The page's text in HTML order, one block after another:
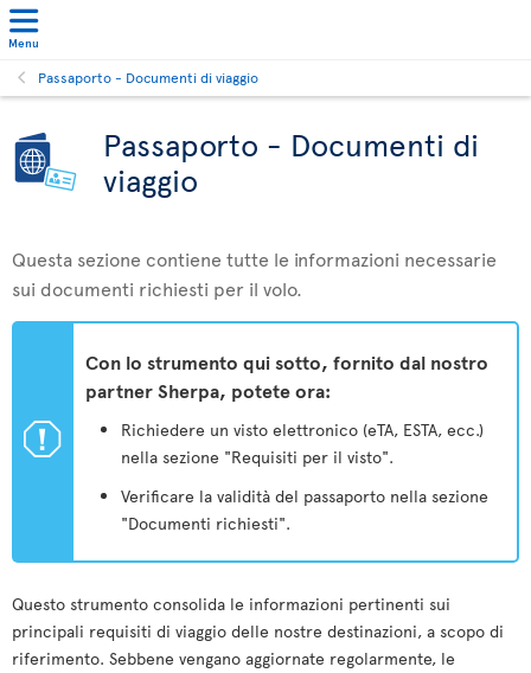
Menu
Passaporto - Documenti di viaggio
Passaporto - Documenti di
viaggio
Questa sezione contiene tutte le informazioni necessarie
sui documenti richiesti per il volo.
ü
Con lo strumento qui sotto, fornito dal nostro
partner Sherpa, potete ora:
Richiedere un visto elettronico (eTA, ESTA, ecc.)
nella sezione "Requisiti per il visto".
Verificare la validità del passaporto nella sezione
"Documenti richiesti".
Questo strumento consolida le informazioni pertinenti sui
principali requisiti di viaggio delle nostre destinazioni, a scopo di
riferimento. Sebbene vengano aggiornate regolarmente, le